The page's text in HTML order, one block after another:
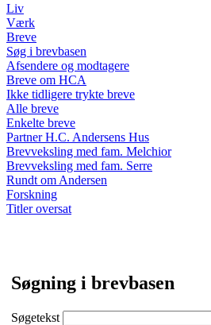
Liv
Værk
Breve
Søg i brevbasen
Afsendere og modtagere
Breve om HCA
Ikke tidligere trykte breve
Alle breve
Enkelte breve
Partner H.C. Andersens Hus
Brevveksling med fam. Melchior
Brevveksling med fam. Serre
Rundt om Andersen
Forskning
Titler oversat
Søgning i brevbasen
Søgetekst